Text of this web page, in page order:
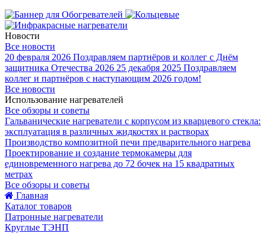
Новости
Все новости
20 февраля 2026 Поздравляем партнёров и коллег с Днём
защитника Отечества 2026 25 декабря 2025 Поздравляем
коллег и партнёров с наступающим 2026 годом!
Все новости
Использование нагревателей
Все обзоры и советы
Гальванические нагреватели с корпусом из кварцевого стекла:
эксплуатация в различных жидкостях и растворах
Производство композитной печи предварительного нагрева
Проектирование и создание термокамеры для
единовременного нагрева до 72 бочек на 15 квадратных
метрах
Все обзоры и советы
Главная
Каталог товаров
Патронные нагреватели
Круглые ТЭНП